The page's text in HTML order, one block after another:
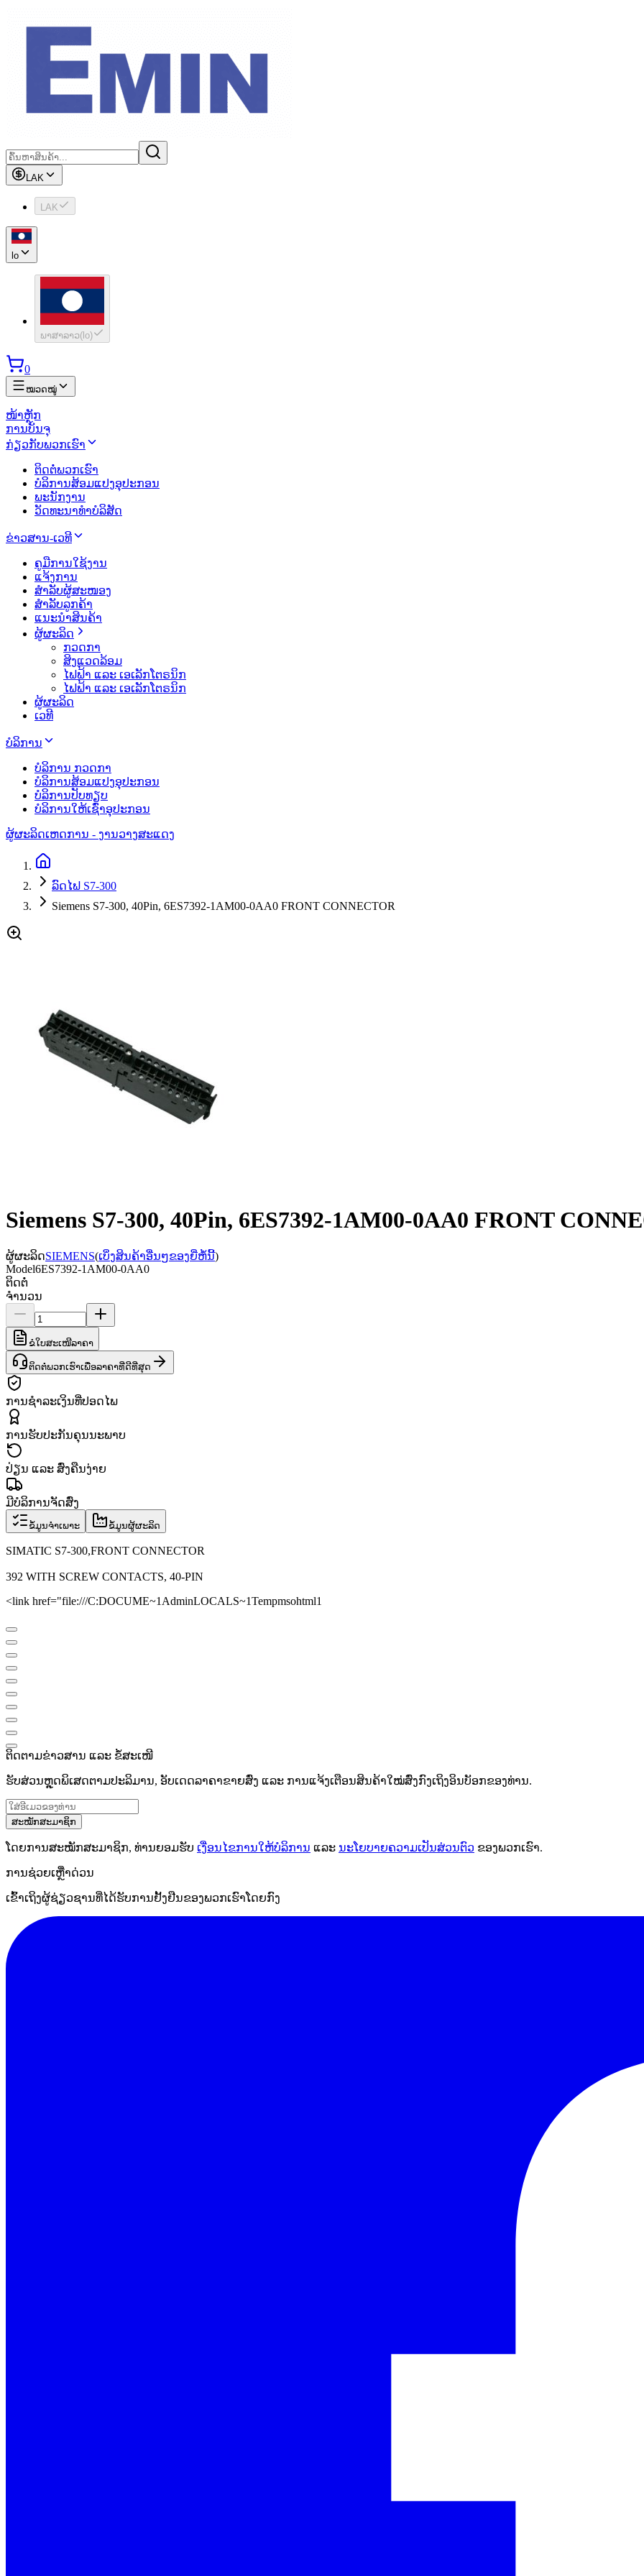
LAK
LAK
lo
ພາສາລາວ( lo)
0
ໝວດໝູ່
ໜ້າຫຼັກ
ການບັນຈຸ
ກ່ຽວກັບພວກເຮົາ
ຕິດຕໍ່ພວກເຮົາ
ບໍລິການສ້ອມແປງອຸປະກອນ
ພະນັກງານ
ວັດທະນາທຳບໍລິສັດ
ຂ່າວສານ-ເວທີ
ຄູມືການໃຊ້ງານ
ແຈ້ງການ
ສຳລັບຜູ້ສະໜອງ
ສຳລັບລູກຄ້າ
ແນະນຳສິນຄ້າ
ຜູ້ຜະລິດ
ກວດກາ
ສິງແວດລ້ອມ
ໄຟຟ້າ ແລະ ເອເລັກໂຕຣນິກ
ໄຟຟ້າ ແລະ ເອເລັກໂຕຣນິກ
ຜູ້ຜະລິດ
ເວທີ
ບໍລິການ
ບໍລິການ ກວດກາ
ບໍລິການສ້ອມແປງອຸປະກອນ
ບໍລິການປັບທຽບ
ບໍລິການໃຫ້ເຊົ່າອຸປະກອນ
ຜູ້ຜະລິດເຫດການ - ງານວາງສະແດງ
ລົດໄຟ S7-300
Siemens S7-300, 40Pin, 6ES7392-1AM00-0AA0 FRONT CONNECTOR
Siemens S7-300, 40Pin, 6ES7392-1AM00-0AA0 FRONT
ຜູ້ຜະລິດSIEMENS(ເບິ່ງສິນຄ້າອື່ນໆຂອງຍີ່ຫໍ້ນີ້)
Model6ES7392-1AM00-0AA0
ຕິດຕໍ່
ຈຳນວນ
ຂໍໃບສະເໜີລາຄາ
ຕິດຕໍ່ພວກເຮົາເພື່ອລາຄາທີ່ດີທີ່ສຸດ
ການຊຳລະເງິນທີ່ປອດໄພ
ການຮັບປະກັນຄຸນນະພາບ
ປ່ຽນ ແລະ ສົ່ງຄືນງ່າຍ
ມີບໍລິການຈັດສົ່ງ
ຂໍ້ມູນຈຳເພາະ ຂໍ້ມູນຜູ້ຜະລິດ
SIMATIC S7-300,FRONT CONNECTOR
392 WITH SCREW CONTACTS, 40-PIN
<link href="file:///C:DOCUME~1AdminLOCALS~1Tempmsohtml1
ຕິດຕາມຂ່າວສານ ແລະ ຂໍ້ສະເໜີ
ຮັບສ່ວນຫຼຸດພິເສດຕາມປະລິມານ, ອັບເດດລາຄາຂາຍສົ່ງ ແລະ ການແຈ້ງເຕືອນສິນຄ້າໃໝ່ສົ່ງກົງເຖິງອິນບັອກຂອງທ່ານ.
ສະໝັກສະມາຊິກ
ໂດຍການສະໝັກສະມາຊິກ, ທ່ານຍອມຮັບ ເງື່ອນໄຂການໃຫ້ບໍລິການ ແລະ ນະໂຍບາຍຄວາມເປັນສ່ວນຕົວ ຂອງພວກເຮົາ.
ການຊ່ວຍເຫຼືໍາດ່ວນ
ເຂົ້າເຖິງຜູ້ຊ່ຽວຊານທີ່ໄດ້ຮັບການຢັ້ງຢືນຂອງພວກເຮົາໂດຍກົງ